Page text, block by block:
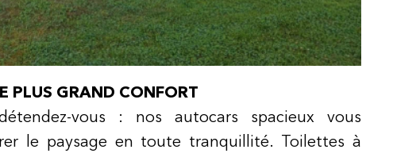
PLUS GRAND CONFORT
vous : nos autocars spacieux vous
le paysage en toute tranquillité. Toilettes à